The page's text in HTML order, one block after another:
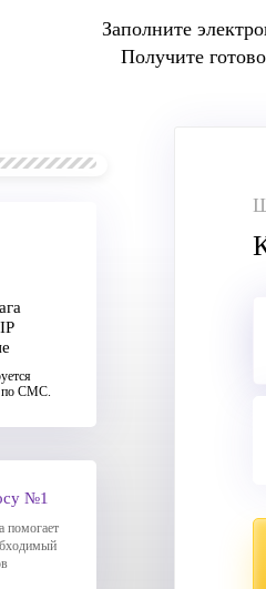
Заполните
Получите
по СМС.
№1
помогает